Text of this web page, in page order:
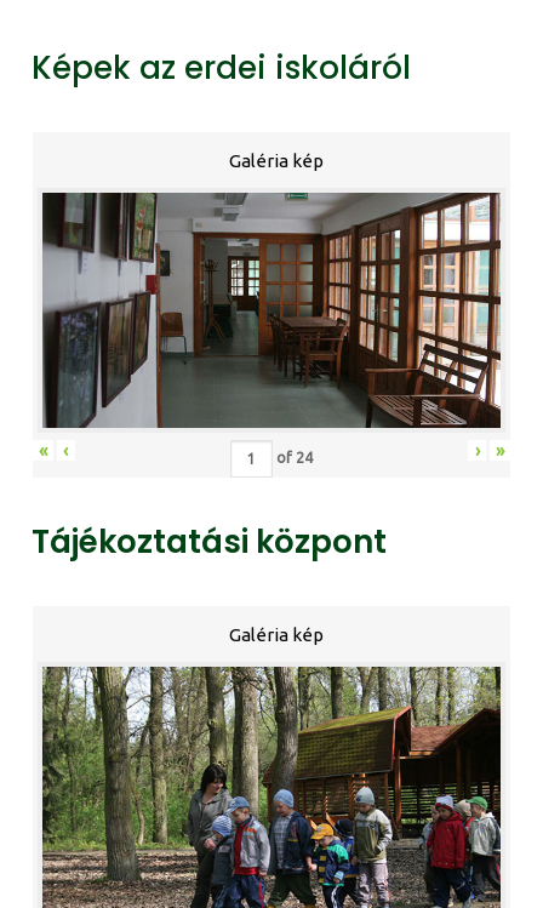
Képek az erdei iskoláról
Galéria kép
« ‹ of 24 › »
Tájékoztatási központ
Galéria kép